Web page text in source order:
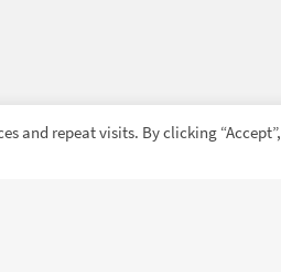
and repeat visits. By clicking “Accept”,